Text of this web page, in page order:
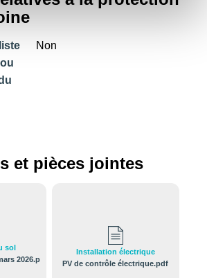
Non
et pièces jointes
sol
2026.p
Installation électrique
PV de contrôle électrique.pdf